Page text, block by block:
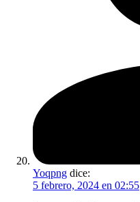
Yoqpng dice:
5 febrero, 2024 en 02:55